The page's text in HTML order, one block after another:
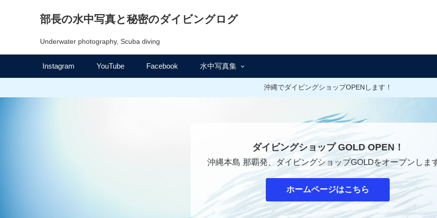
部長の水中写真と秘密のダイビングログ
Underwater photography, Scuba diving
Instagram YouTube Facebook 水中写真集
沖縄でダイビングショップOPENします！
ダイビングショップ GOLD OPEN！
沖縄本島 那覇発、ダイビングショップGOLDをオープンしま
ホームページはこちら